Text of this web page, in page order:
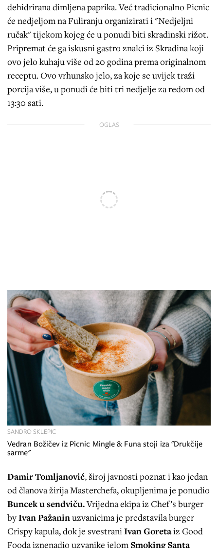
dehidrirana dimljena paprika. Već tradicionalno Picnic
će nedjeljom na Fuliranju organizirati i "Nedjeljni
ručak" tijekom kojeg će u ponudi biti skradinski rižot.
Pripremat će ga iskusni gastro znalci iz Skradina koji
ovo jelo kuhaju više od 20 godina prema originalnom
receptu. Ovo vrhunsko jelo, za koje se uvijek traži
porcija više, u ponudi će biti tri nedjelje za redom od
13:30 sati.
OGLAS
Vedran Božičev iz Picnic Mingle & Funa stoji iza "Drukčije
sarme"
SANDRO SKLEPIC
Damir Tomljanović, široj javnosti poznat i kao jedan
od članova žirija Masterchefa,okupljenima je ponudio
Buncek u sendviču.Vrijedna ekipa iz Chef’s burger
byIvan Pažaninuzvanicima je predstavila burger
Crispy kapula, dok je svestraniIvan Goretaiz Good
Fooda iznenadio uzvanike jelom Smoking Santa